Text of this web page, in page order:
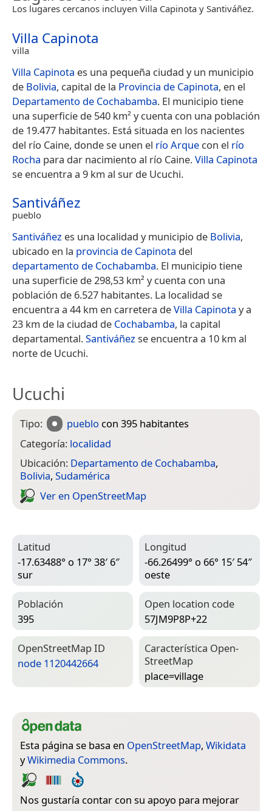
Los lugares cercanos incluyen Villa Capinota y Santiváñez.
Villa Capinota
villa
Villa Capinota es una pequeña ciudad y un municipio
de Bolivia, capital de la Provincia de Capinota, en el
Departamento de Cochabamba. El municipio tiene
una superficie de 540 km² y cuenta con una población
de 19.477 habitantes.​ Está situada en los nacientes
del río Caine, donde se unen el río Arque con el río
Rocha para dar nacimiento al río Caine.Villa Capinota
se encuentra a 9 km al sur de Ucuchi.
Santiváñez
pueblo
Santiváñez es una localidad y municipio de Bolivia,
ubicado en la provincia de Capinota del
departamento de Cochabamba. El municipio tiene
una superficie de 298,53 km² y cuenta con una
población de 6.527 habitantes.​ La localidad se
encuentra a 44 km en carretera deVilla Capinota y a
23 km de la ciudad de Cochabamba, la capital
departamental.Santiváñezse encuentra a 10 km al
norte de Ucuchi.
Ucuchi
Tipo: pueblo con 395 habitantes
Categoría: localidad
Ubicación: Departamento de Cochabamba,
Bolivia, Sudamérica
Ver en Open­Street­Map
Latitud
-17.63488° o 17° 38′ 6″
sur
Longitud
-66.26499° o 66° 15′ 54″
oeste
Población
395
Open location code
57JM9P8P+22
Open­Street­Map ID
node 1120442664
Característica Open­
Street­Map
place=­village
Esta página se basa en OpenStreetMap, Wikidata
yWikimedia Commons.
Nos gustaría contar con su apoyo para mejorar